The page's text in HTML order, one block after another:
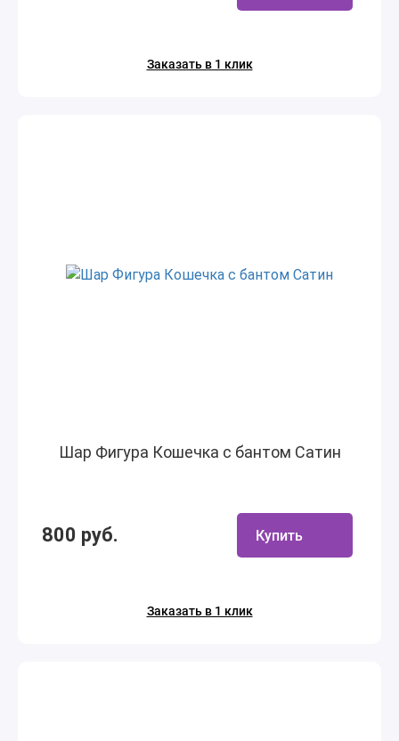
Заказать в 1 клик
Шар Фигура Кошечка с бантом Сатин
800 руб. Купить
Заказать в 1 клик